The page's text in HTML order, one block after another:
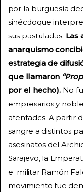
por la burguesía
sinécdoque
sus postulados. Las
anarquismo
estrategia de
que llamaron
por el hecho). No
empresarios y
atentados. A partir
sangre a distintos
asesinatos del
Sarajevo, la
el militar Ramón
movimiento fue